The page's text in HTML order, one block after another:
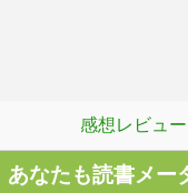
感想レビュー
あなたも読書メー